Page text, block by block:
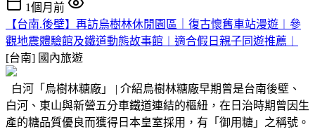
1個月前
【台南.後壁】再訪烏樹林休閒園區｜復古懷舊車站漫遊︱參
觀地震體驗館及鐵道動態故事館︱適合假日親子同遊推薦︱
[台南] 國內旅遊
白河「烏樹林糖廠」 | 介紹烏樹林糖廠早期曾是台南後壁、
白河、東山與新營五分車鐵道連結的樞紐，在日治時期曾因生
產的糖品質優良而獲得日本皇室採用，有「御用糖」之稱號。